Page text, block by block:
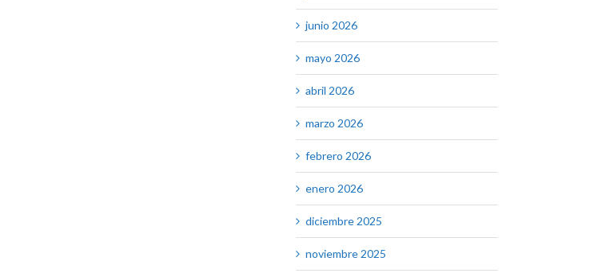
junio 2026
mayo 2026
abril 2026
marzo 2026
febrero 2026
enero 2026
diciembre 2025
noviembre 2025